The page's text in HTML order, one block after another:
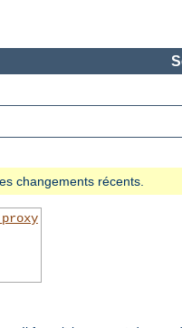
changements récents.